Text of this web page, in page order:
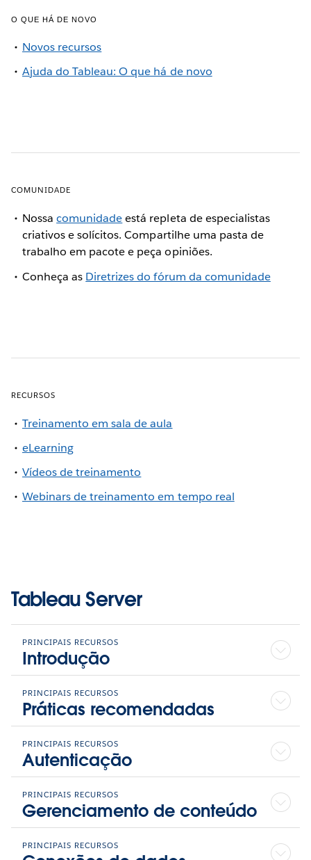
O QUE HÁ DE NOVO
Novos recursos
Ajuda do Tableau: O que há de novo
COMUNIDADE
Nossacomunidadeestá repleta de especialistas
criativos e solícitos. Compartilhe uma pasta de
trabalho em pacote e peça opiniões.
Conheça as Diretrizes do fórum da comunidade
RECURSOS
Treinamento em sala de aula
eLearning
Vídeos de treinamento
Webinars de treinamento em tempo real
Tableau Server
PRINCIPAIS RECURSOS
Introdução
PRINCIPAIS RECURSOS
Práticas recomendadas
PRINCIPAIS RECURSOS
Autenticação
PRINCIPAIS RECURSOS
Gerenciamento de conteúdo
PRINCIPAIS RECURSOS